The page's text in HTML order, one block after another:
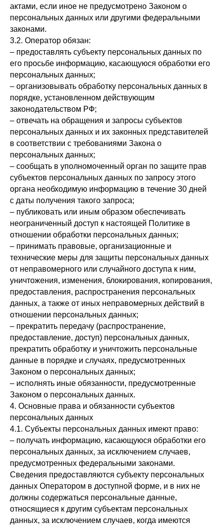
актами, если иное не предусмотрено Законом о
персональных данных или другими федеральными
законами.
3.2. Оператор обязан:
– предоставлять субъекту персональных данных по
его просьбе информацию, касающуюся обработки его
персональных данных;
– организовывать обработку персональных данных в
порядке, установленном действующим
законодательством РФ;
– отвечать на обращения и запросы субъектов
персональных данных и их законных представителей
в соответствии с требованиями Закона о
персональных данных;
– сообщать в уполномоченный орган по защите прав
субъектов персональных данных по запросу этого
органа необходимую информацию в течение 30 дней
с даты получения такого запроса;
– публиковать или иным образом обеспечивать
неограниченный доступ к настоящей Политике в
отношении обработки персональных данных;
– принимать правовые, организационные и
технические меры для защиты персональных данных
от неправомерного или случайного доступа к ним,
уничтожения, изменения, блокирования, копирования,
предоставления, распространения персональных
данных, а также от иных неправомерных действий в
отношении персональных данных;
– прекратить передачу (распространение,
предоставление, доступ) персональных данных,
прекратить обработку и уничтожить персональные
данные в порядке и случаях, предусмотренных
Законом о персональных данных;
– исполнять иные обязанности, предусмотренные
Законом о персональных данных.
4. Основные права и обязанности субъектов
персональных данных
4.1. Субъекты персональных данных имеют право:
– получать информацию, касающуюся обработки его
персональных данных, за исключением случаев,
предусмотренных федеральными законами.
Сведения предоставляются субъекту персональных
данных Оператором в доступной форме, и в них не
должны содержаться персональные данные,
относящиеся к другим субъектам персональных
данных, за исключением случаев, когда имеются